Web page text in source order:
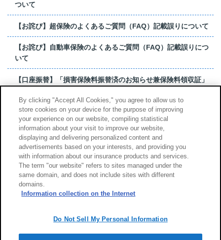
ついて
【お詫び】超保険のよくあるご質問（FAQ）記載誤りについて
【お詫び】自動車保険のよくあるご質問（FAQ）記載誤りにつ
いて
【口座振替】「損害保険料振替済のお知らせ兼保険料領収証」
【お詫び】超保険のよくあるご質問（FAQ）記載誤りについて
もっと見る
サイトのご利用について
勧誘方針
By clicking "Accept All Cookies," you agree to allow us to
store cookies on your device for the purpose of improving
your experience on our website, compiling statistical
information about your visit to improve our website,
displaying and delivering personalized content and
advertisements based on your interests, and providing you
with information about our insurance products and services.
The term "our website" refers to sites managed under the
same domain, and does not include sites with different
domains.
Information collection on the Internet
Do Not Sell My Personal Information